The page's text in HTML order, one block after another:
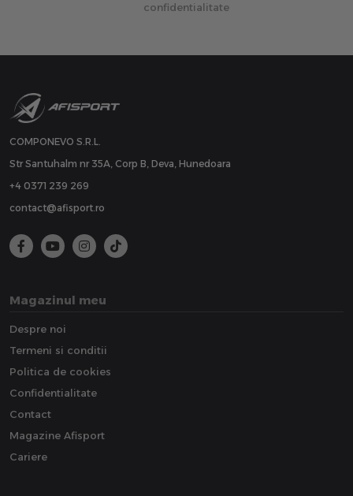
confidentialitate
COMPONEVO S.R.L.
Str Santuhalm nr 35A, Corp B, Deva, Hunedoara
+4 0371 239 269
contact@afisport.ro
Magazinul meu
Despre noi
Termeni si conditii
Politica de cookies
Confidentialitate
Contact
Magazine Afisport
Cariere